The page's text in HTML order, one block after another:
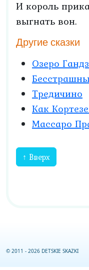
И король
выгнать вон.
Другие сказки
Озеро
Тредичино
Как
Массаро
↑ Вверх
© 2011 - 2026 DETSKIE SKAZKI